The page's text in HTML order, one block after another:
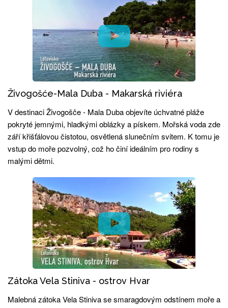
Živogošće-Mala Duba - Makarská riviéra
V destinaci Živogošče - Mala Duba objevíte úchvatné pláže
pokryté jemnými, hladkými oblázky a pískem. Mořská voda zde
září křišťálovou čistotou, osvětlená slunečním svitem. K tomu je
vstup do moře pozvolný, což ho činí ideálním pro rodiny s
malými dětmi.
Zátoka Vela Stiniva - ostrov Hvar
Malebná zátoka Vela Stiniva se smaragdovým odstínem moře a